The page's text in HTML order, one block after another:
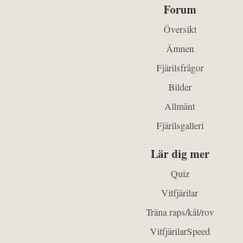
Forum
Översikt
Ämnen
Fjärilsfrågor
Bilder
Allmänt
Fjärilsgalleri
Lär dig mer
Quiz
Vitfjärilar
Träna raps/kål/rov
VitfjärilarSpeed